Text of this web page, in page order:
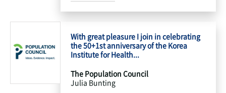
With great pleasure I join in celebrating
the 50+1st anniversary of the Korea
Institute for Health...
The Population Council
Julia Bunting